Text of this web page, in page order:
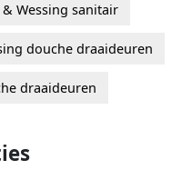
& Wessing sanitair
douche draaideuren
draaideuren